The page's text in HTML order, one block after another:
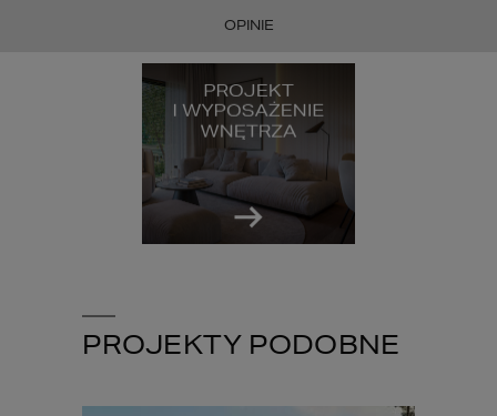
OPINIE
PROJEKTY PODOBNE